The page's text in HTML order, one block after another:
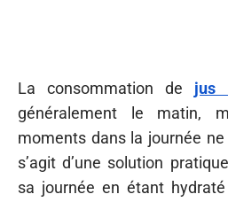
La consommation de jus
généralement le matin,
moments dans la journée ne
s’agit d’une solution
sa journée en étant